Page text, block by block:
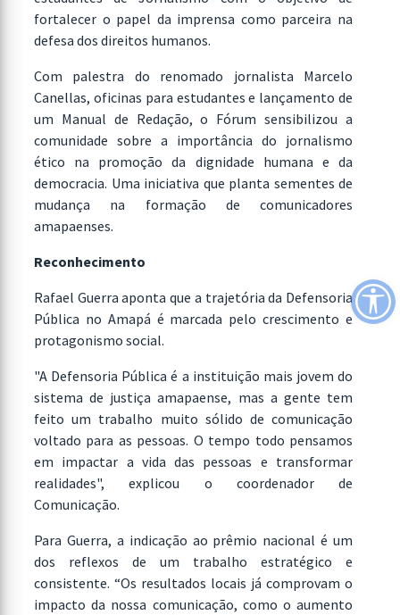
fortalecer o papel da imprensa como parceira na
defesa dos direitos humanos.
Com palestra do renomado jornalista Marcelo
Canellas, oficinas para estudantes e lançamento de
um Manual de Redação, o Fórum sensibilizou a
comunidade sobre a importância do jornalismo
ético na promoção da dignidade humana e da
democracia. Uma iniciativa que planta sementes de
mudança na formação de comunicadores
amapaenses.
Reconhecimento
Rafael Guerra aponta que a trajetória da Defensoria
Pública no Amapá é marcada pelo crescimento e
protagonismo social.
"A Defensoria Pública é a instituição mais jovem do
sistema de justiça amapaense, mas a gente tem
feito um trabalho muito sólido de comunicação
voltado para as pessoas. O tempo todo pensamos
em impactar a vida das pessoas e transformar
realidades", explicou o coordenador de
Comunicação.
Para Guerra, a indicação ao prêmio nacional é um
dos reflexos de um trabalho estratégico e
consistente. “Os resultados locais já comprovam o
impacto da nossa comunicação, como o aumento